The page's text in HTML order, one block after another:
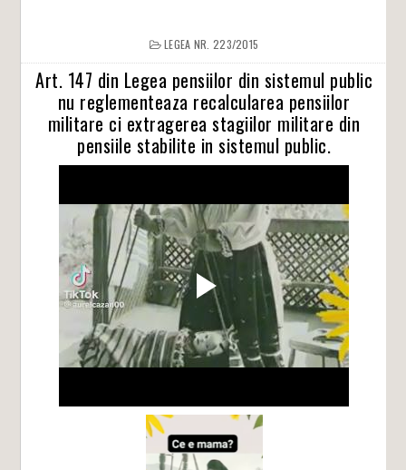
LEGEA NR. 223/2015
Art. 147 din Legea pensiilor din sistemul public
nu reglementeaza recalcularea pensiilor
militare ci extragerea stagiilor militare din
pensiile stabilite in sistemul public.